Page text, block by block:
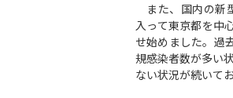
また、国内の新
入って東京都を中
せ始めました。過
規感染者数が多い
ない状況が続いてお